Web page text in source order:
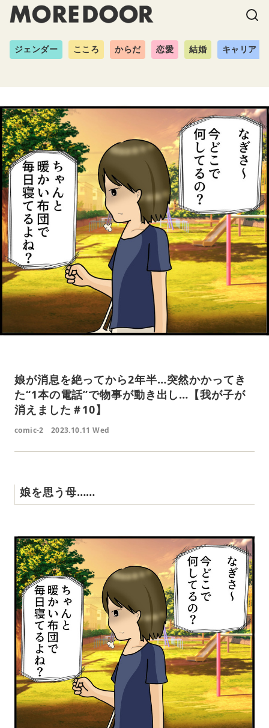
ジェンダー こころ からだ 恋愛 結婚 キャリア
娘が消息を絶ってから2年半…突然かかってき
た“1本の電話”で物事が動き出し…【我が子が
消えました＃10】
comic-2 2023.10.11 Wed
娘を思う母……